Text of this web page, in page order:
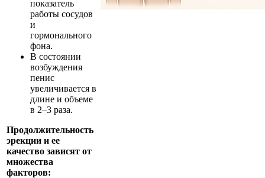
показатель
работы сосудов
и
гормонального
фона.
В состоянии
возбуждения
пенис
увеличивается в
длине и объеме
в 2–3 раза.
Продолжительность
эрекции и ее
качество зависят от
множества
факторов: